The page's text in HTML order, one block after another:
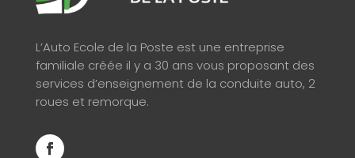
L’Auto Ecole de la Poste est une entreprise
familiale créée il y a 30 ans vous proposant des
services d’enseignement de la conduite auto, 2
roues et remorque.